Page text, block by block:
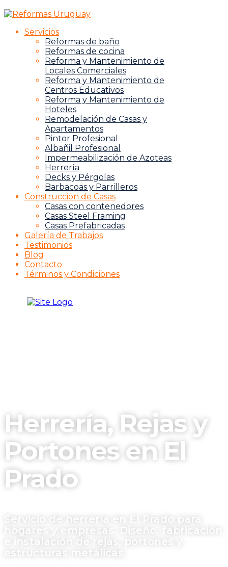
Servicios
Reformas de baño
Reformas de cocina
Reforma y Mantenimiento de
Locales Comerciales
Reforma y Mantenimiento de
Centros Educativos
Reforma y Mantenimiento de
Hoteles
Remodelación de Casas y
Apartamentos
Pintor Profesional
Albañil Profesional
Impermeabilización de Azoteas
Herrería
Decks y Pérgolas
Barbacoas y Parrilleros
Construcción de Casas
Casas con contenedores
Casas Steel Framing
Casas Prefabricadas
Galería de Trabajos
Testimonios
Blog
Contacto
Términos y Condiciones
Herrería, Rejas y
Portones en El
Prado
Servicio de herrería en El Prado para
hogares y empresas. Diseño, fabricación
e instalación de rejas, portones y
estructuras metálicas.